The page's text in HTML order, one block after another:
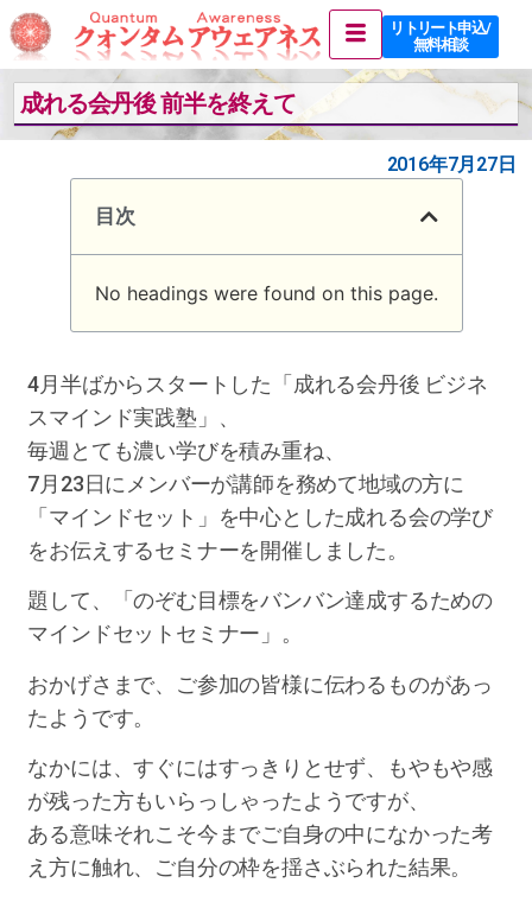
リトリート申込 /
無料相談
成れる会丹後 前半を終えて
2016年7月27日
目次
No headings were found on this page.
4月半ばからスタートした「成れる会丹後 ビジネ
スマインド実践塾」、
毎週とても濃い学びを積み重ね、
7月23日にメンバーが講師を務めて地域の方に
「マインドセット」を中心とした成れる会の学び
をお伝えするセミナーを開催しました。
題して、「のぞむ目標をバンバン達成するための
マインドセットセミナー」。
おかげさまで、ご参加の皆様に伝わるものがあっ
たようです。
なかには、すぐにはすっきりとせず、もやもや感
が残った方もいらっしゃったようですが、
ある意味それこそ今までご自身の中になかった考
え方に触れ、ご自分の枠を揺さぶられた結果。